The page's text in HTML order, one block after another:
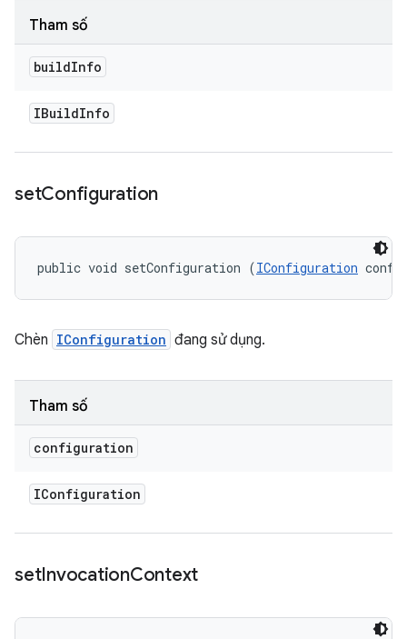
Tham số
buildInfo
IBuildInfo
setConfiguration
public void setConfiguration (IConfiguration
Chèn IConfiguration đang sử dụng.
Tham số
configuration
IConfiguration
setInvocationContext